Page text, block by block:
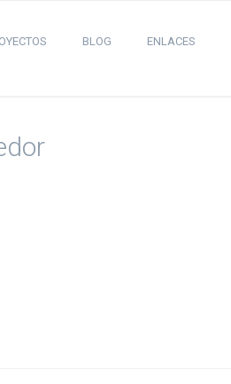
BLOG ENLACES